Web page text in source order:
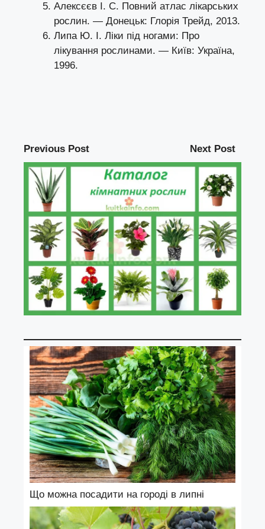
Алексєєв І. С. Повний атлас лікарських
рослин. — Донецьк: Глорія Трейд, 2013.
Липа Ю. І. Ліки під ногами: Про
лікування рослинами. — Київ: Україна,
1996.
Previous Post Next Post
Що можна посадити на городі в липні